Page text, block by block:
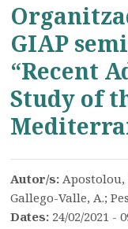
GIAP
“Recent
Study of
Autor/s:Apostolou,
Gallego-Valle, A.;
Dates: 24/02/2021 -